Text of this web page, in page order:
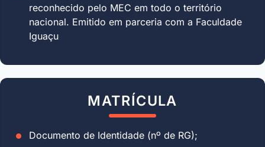
reconhecido pelo MEC em todo o território
nacional. Emitido em parceria com a Faculdade
Iguaçu
MATRÍCULA
Documento de Identidade (nº de RG);